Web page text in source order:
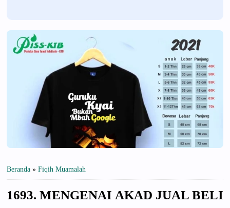
Beranda » Fiqih Muamalah
1693. MENGENAI AKAD JUAL BELI